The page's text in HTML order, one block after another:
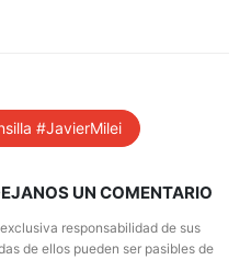
#JavierMilei
UN COMENTARIO
responsabilidad de sus
de ellos pueden ser pasibles de